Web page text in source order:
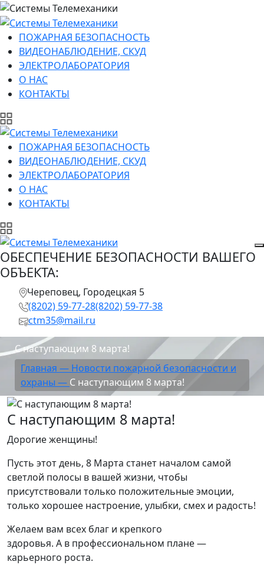
ПОЖАРНАЯ БЕЗОПАСНОСТЬ
ВИДЕОНАБЛЮДЕНИЕ, СКУД
ЭЛЕКТРОЛАБОРАТОРИЯ
О НАС
КОНТАКТЫ
ПОЖАРНАЯ БЕЗОПАСНОСТЬ
ВИДЕОНАБЛЮДЕНИЕ, СКУД
ЭЛЕКТРОЛАБОРАТОРИЯ
О НАС
КОНТАКТЫ
ОБЕСПЕЧЕНИЕ БЕЗОПАСНОСТИ ВАШЕГО
ОБЪЕКТА:
Череповец, Городецкая 5
(8202) 59-77-28(8202) 59-77-38
ctm35@mail.ru
С наступающим 8 марта!
Главная — Новости пожарной безопасности и
охраны — С наступающим 8 марта!
С наступающим 8 марта!
Дорогие женщины!
Пусть этот день, 8 Марта станет началом самой
светлой полосы в вашей жизни, чтобы
присутствовали только положительные эмоции,
только хорошее настроение, улыбки, смех и радость!
Желаем вам всех благ и крепкого
здоровья. А в профессиональном плане —
карьерного роста.